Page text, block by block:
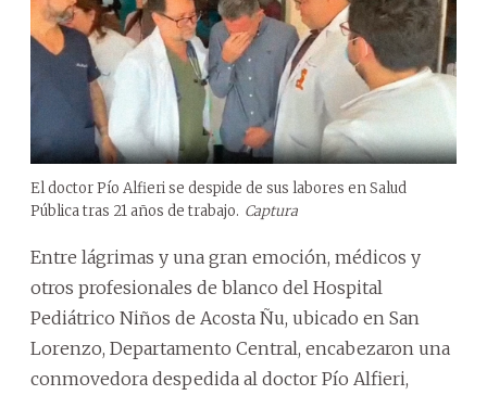
El doctor Pío Alfieri se despide de sus labores en Salud
Pública tras 21 años de trabajo. Captura
Entre lágrimas y una gran emoción, médicos y
otros profesionales de blanco del Hospital
Pediátrico Niños de Acosta Ñu, ubicado en San
Lorenzo, Departamento Central, encabezaron una
conmovedora despedida al doctor Pío Alfieri,